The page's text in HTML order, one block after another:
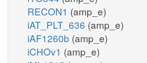
RECON1 (amp_e)
iAT_PLT_636 (amp_e)
iAF1260b (amp_e)
iCHOv1 (amp_e)